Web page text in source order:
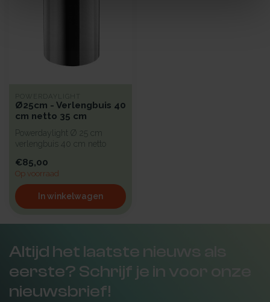
POWERDAYLIGHT
Ø25cm - Verlengbuis 40
cm netto 35 cm
Powerdaylight Ø 25 cm
verlengbuis 40 cm netto
reflecteren...
€85,00
Op voorraad
In winkelwagen
Altijd het laatste nieuws als
eerste? Schrijf je in voor onze
nieuwsbrief!